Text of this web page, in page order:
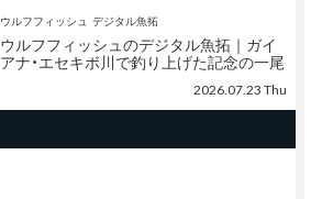
ウルフフィッシュ デジタル魚拓
ウルフフィッシュのデジタル魚拓｜ガイ
アナ・エセキボ川で釣り上げた記念の一尾
2026.07.23 Thu